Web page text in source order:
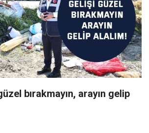
bırakmayın, arayın gelip